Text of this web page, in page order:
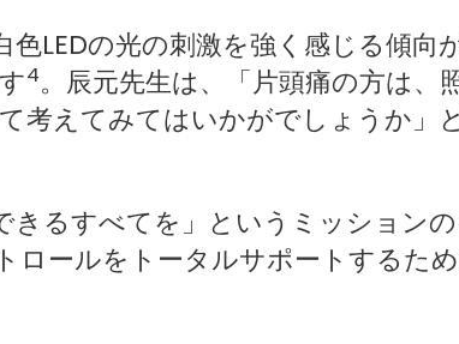
LEDの光の刺激を強く感じる傾向
4。辰元先生は、「片頭痛の方は、
考えてみてはいかがでしょうか」
るすべてを」というミッション
ロールをトータルサポートするた